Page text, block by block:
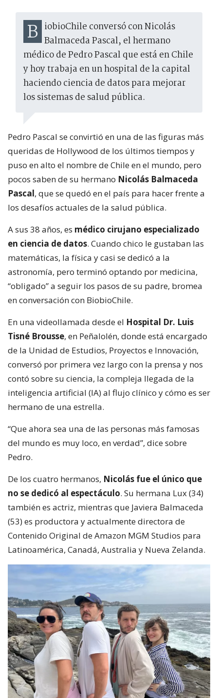
BiobioChile conversó con Nicolás Balmaceda Pascal, el hermano
médico de Pedro Pascal que está en Chile
y hoy trabaja en un hospital de la capital
haciendo ciencia de datos para mejorar
los sistemas de salud pública.
Pedro Pascal se convirtió en una de las figuras más
queridas de Hollywood de los últimos tiempos y
puso en alto el nombre de Chile en el mundo, pero
pocos saben de su hermano Nicolás Balmaceda
Pascal, que se quedó en el país para hacer frente a
los desafíos actuales de la salud pública.
A sus 38 años, es médico cirujano especializado
en ciencia de datos. Cuando chico le gustaban las
matemáticas, la física y casi se dedicó a la
astronomía, pero terminó optando por medicina,
“obligado” a seguir los pasos de su padre, bromea
en conversación con BiobioChile.
En una videollamada desde el Hospital Dr. Luis
Tisné Brousse, en Peñalolén, donde está encargado
de la Unidad de Estudios, Proyectos e Innovación,
conversó por primera vez largo con la prensa y nos
contó sobre su ciencia, la compleja llegada de la
inteligencia artificial (IA) al flujo clínico y cómo es ser
hermano de una estrella.
“Que ahora sea una de las personas más famosas
del mundo es muy loco, en verdad”, dice sobre
Pedro.
De los cuatro hermanos, Nicolás fue el único que
no se dedicó al espectáculo. Su hermana Lux (34)
también es actriz, mientras que Javiera Balmaceda
(53) es productora y actualmente directora de
Contenido Original de Amazon MGM Studios para
Latinoamérica, Canadá, Australia y Nueva Zelanda.